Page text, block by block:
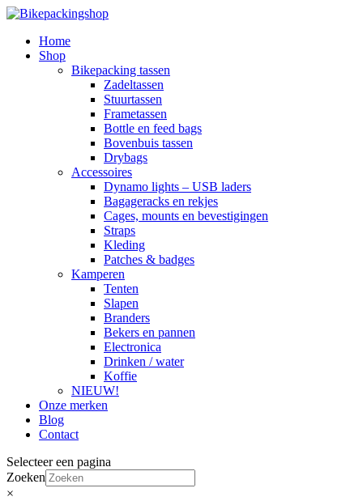
Home
Shop
Bikepacking tassen
Zadeltassen
Stuurtassen
Frametassen
Bottle en feed bags
Bovenbuis tassen
Drybags
Accessoires
Dynamo lights – USB laders
Bagageracks en rekjes
Cages, mounts en bevestigingen
Straps
Kleding
Patches & badges
Kamperen
Tenten
Slapen
Branders
Bekers en pannen
Electronica
Drinken / water
Koffie
NIEUW!
Onze merken
Blog
Contact
Selecteer een pagina
Zoeken
×